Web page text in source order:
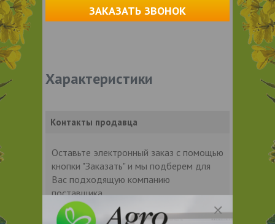
ЗАКАЗАТЬ ЗВОНОК
Характеристики
Контакты продавца
Оставьте электронный заказ с помощью
кнопки "Заказать" и мы подберем для
Вас подходящую компанию
поставщика.